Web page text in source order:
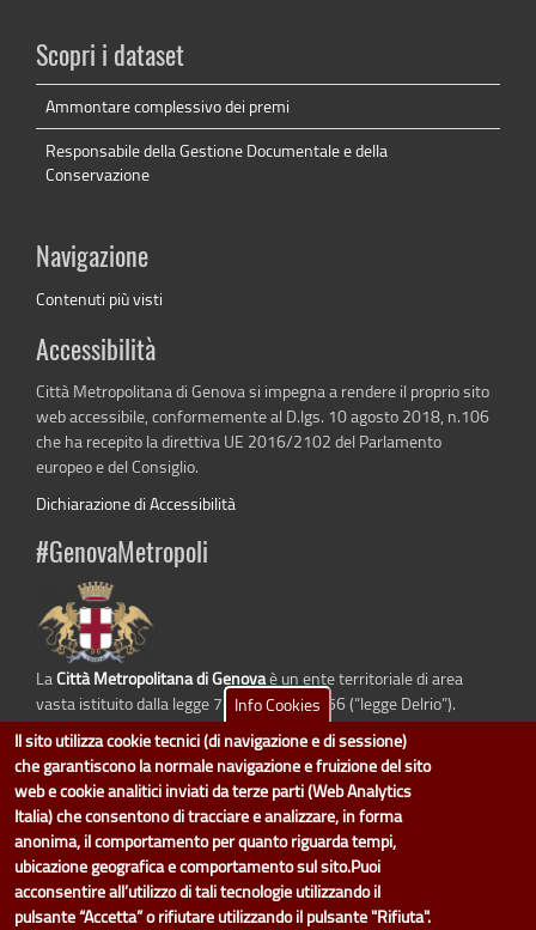
Scopri i dataset
Ammontare complessivo dei premi
Responsabile della Gestione Documentale e della
Conservazione
Navigazione
Contenuti più visti
Accessibilità
Città Metropolitana di Genova si impegna a rendere il proprio sito
web accessibile, conformemente al D.lgs. 10 agosto 2018, n.106
che ha recepito la direttiva UE 2016/2102 del Parlamento
europeo e del Consiglio.
Dichiarazione di Accessibilità
#GenovaMetropoli
LaCittà Metropolitana di Genovaè un ente territoriale di area
vasta istituito dalla legge 7 aprile 2014 n. 56 (“legge Delrio”).
Sostituisce la Provincia di Genova.
dati.cittametropolitana.genova.it è il progetto "Open Data" della
Metropolitana di Genova.
Il design e la gestione sono a cura del Servizio Sistemi Informativi. Ogni
Direzione è responsabile per la parte di "dati" e "dataset".
Info Cookies
Il sito utilizza cookie tecnici (di navigazione e di sessione)
che garantiscono la normale navigazione e fruizione del sito
web e cookie analitici inviati da terze parti (Web Analytics
Italia) che consentono di tracciare e analizzare, in forma
anonima, il comportamento per quanto riguarda tempi,
ubicazione geografica e comportamento sul sito.Puoi
acconsentire all’utilizzo di tali tecnologie utilizzando il
pulsante “Accetta” o rifiutare utilizzando il pulsante "Rifiuta".